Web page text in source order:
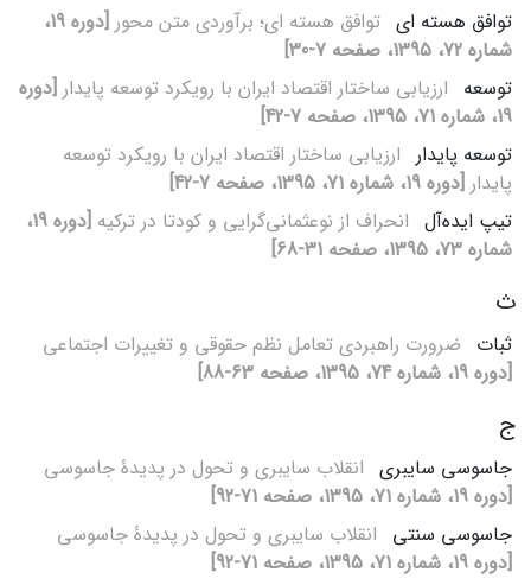
توافق هسته‏ ای توافق هسته‏ ای؛ برآوردی متن‏ محور
[دوره 19،
شماره 72، 1395، صفحه 7-30]
توسعه ارزیابی ساختار اقتصاد ایران با رویکرد توسعه پایدار [دوره
19، شماره 71، 1395، صفحه 7-42]
توسعه پایدار ارزیابی ساختار اقتصاد ایران با رویکرد توسعه
پایدار [دوره 19، شماره 71، 1395، صفحه 7-42]
تیپ ایده‌آل انحراف از نوعثمانی‌گرایی و کودتا در ترکیه
[دوره 19،
شماره 73، 1395، صفحه 31-68]
ث
ثبات ضرورت راهبردی تعامل نظم حقوقی و تغییرات اجتماعی
[دوره 19، شماره 74، 1395، صفحه 63-88]
ج
جاسوسی سایبری انقلاب سایبری و تحول در پدیدۀ جاسوسی
[دوره 19، شماره 71، 1395، صفحه 71-92]
جاسوسی سنتی انقلاب سایبری و تحول در پدیدۀ جاسوسی
[دوره 19، شماره 71، 1395، صفحه 71-92]